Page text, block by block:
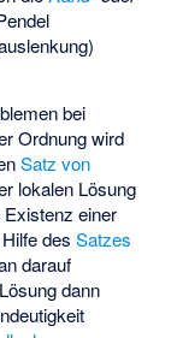
bei
Ordnung wird
Satz von
lokalen Lösung
einer
desSatzes
darauf
dann